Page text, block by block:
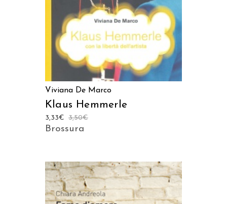
Viviana De Marco
Klaus Hemmerle
3,50€
3,33€
Brossura